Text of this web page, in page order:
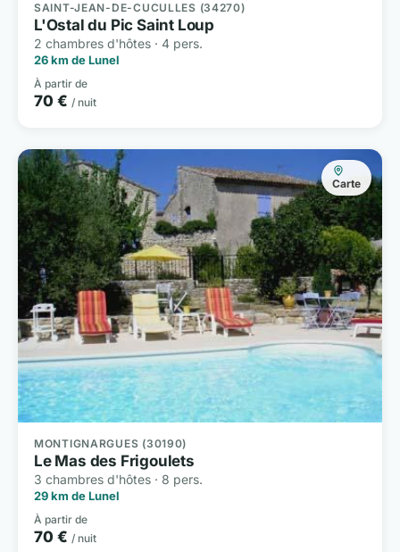
SAINT-JEAN-DE-CUCULLES (34270)
L'Ostal du Pic Saint Loup
2 chambres d'hôtes · 4 pers.
26 km de Lunel
À partir de
70 € / nuit
Carte
MONTIGNARGUES (30190)
Le Mas des Frigoulets
3 chambres d'hôtes · 8 pers.
29 km de Lunel
À partir de
70 € / nuit